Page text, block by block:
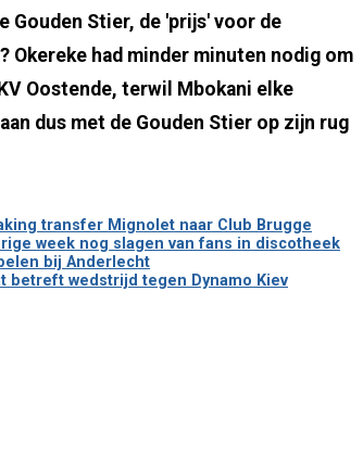
Gouden Stier, de 'prijs' voor de
Okereke had minder minuten nodig om
Oostende, terwil Mbokani elke
dus met de Gouden Stier op zijn rug
transfer Mignolet naar Club Brugge
week nog slagen van fans in discotheek
bij Anderlecht
betreft wedstrijd tegen Dynamo Kiev